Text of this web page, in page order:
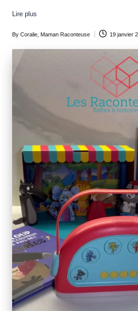
Lire plus
Posted
by
By Coralie, Maman Raconteuse 19 janvier